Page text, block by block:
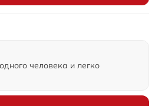
человека и легко